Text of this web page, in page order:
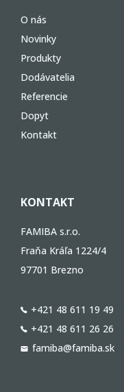
O nás
Novinky
Produkty
Dodávatelia
Referencie
Dopyt
Kontakt
KONTAKT
FAMIBA s.r.o.
Fraňa Kráľa 1224/4
97701 Brezno
+421 48 611 19 49
+421 48 611 26 26
famiba@famiba.sk